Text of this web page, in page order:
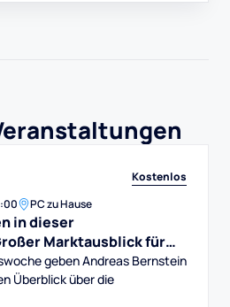
Kostenlos
PC zu Hause
in dieser
Marktausblick für
Aktiengeben Andreas Bernstein
Überblick über die